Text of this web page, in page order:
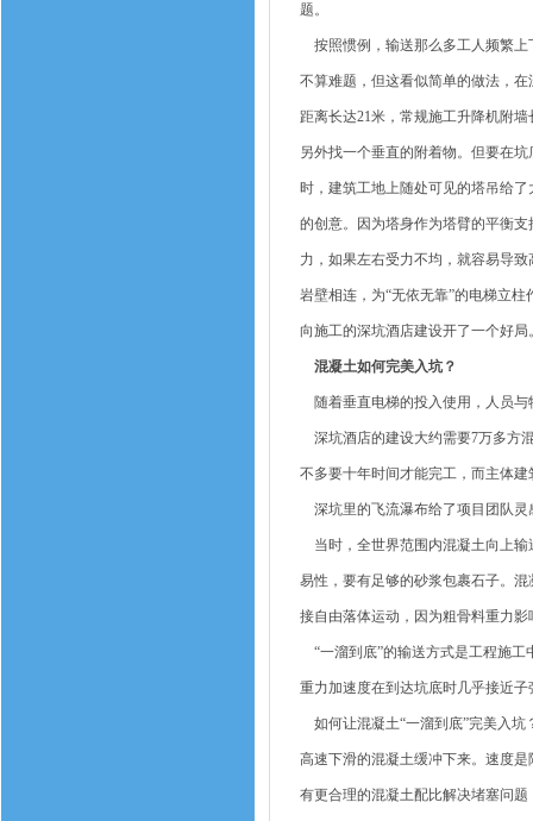
题。
按照惯例，输送那么多工人频繁上
不算难题，但这看似简单的做法，
距离长达21米，常规施工升降机附
另外找一个垂直的附着物。但要在
时，建筑工地上随处可见的塔吊给
的创意。因为塔身作为塔臂的平衡
力，如果左右受力不均，就容易导
岩壁相连，为“无依无靠”的电梯立
向施工的深坑酒店建设开了一个好局
混凝土如何完美入坑？
随着垂直电梯的投入使用，人员与
深坑酒店的建设大约需要7万多方
不多要十年时间才能完工，而主体
深坑里的飞流瀑布给了项目团队灵
当时，全世界范围内混凝土向上输
易性，要有足够的砂浆包裹石子。
接自由落体运动，因为粗骨料重力
“一溜到底”的输送方式是工程施工
重力加速度在到达坑底时几乎接近
如何让混凝土“一溜到底”完美入坑
高速下滑的混凝土缓冲下来。速度
有更合理的混凝土配比解决堵塞问